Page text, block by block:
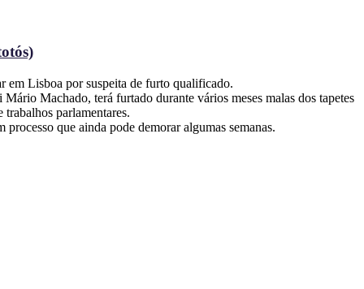
em Lisboa por suspeita de furto qualificado.
Machado, terá furtado durante vários meses malas dos tapetes
parlamentares.
que ainda pode demorar algumas semanas.